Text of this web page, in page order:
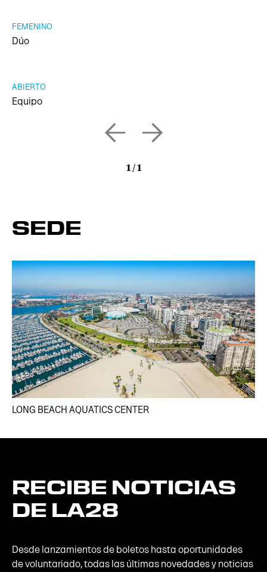
Dúo
FEMENINO
Equipo
ABIERTO
1 /1
SEDE
LONG BEACH AQUATICS CENTER​
RECIBE NOTICIAS
DE LA28
Desde lanzamientos de boletos hasta oportunidades
de voluntariado, todas las últimas novedades y noticias